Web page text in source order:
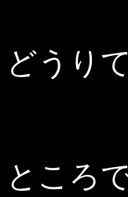
どうり
ところ